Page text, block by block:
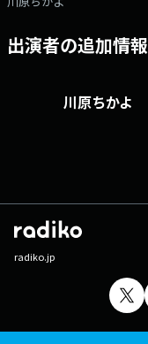
出演者の追加情報
川原ちかよ
radiko.jp